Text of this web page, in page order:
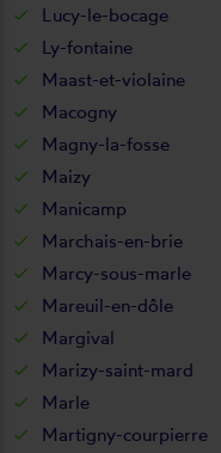
Lucy-le-bocage
Ly-fontaine
Maast-et-violaine
Macogny
Magny-la-fosse
Maizy
Manicamp
Marchais-en-brie
Marcy-sous-marle
Mareuil-en-dôle
Margival
Marizy-saint-mard
Marle
Martigny-courpierre